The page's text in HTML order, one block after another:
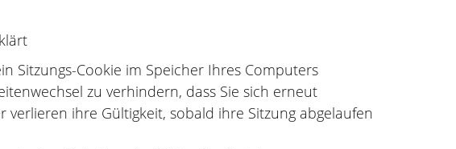
Sitzungs-Cookie im Speicher Ihres Computers
zu verhindern, dass Sie sich erneut
ihre Gültigkeit, sobald ihre Sitzung abgelaufen